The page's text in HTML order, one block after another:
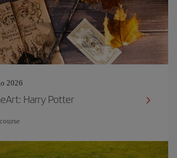
2026
Harry Potter